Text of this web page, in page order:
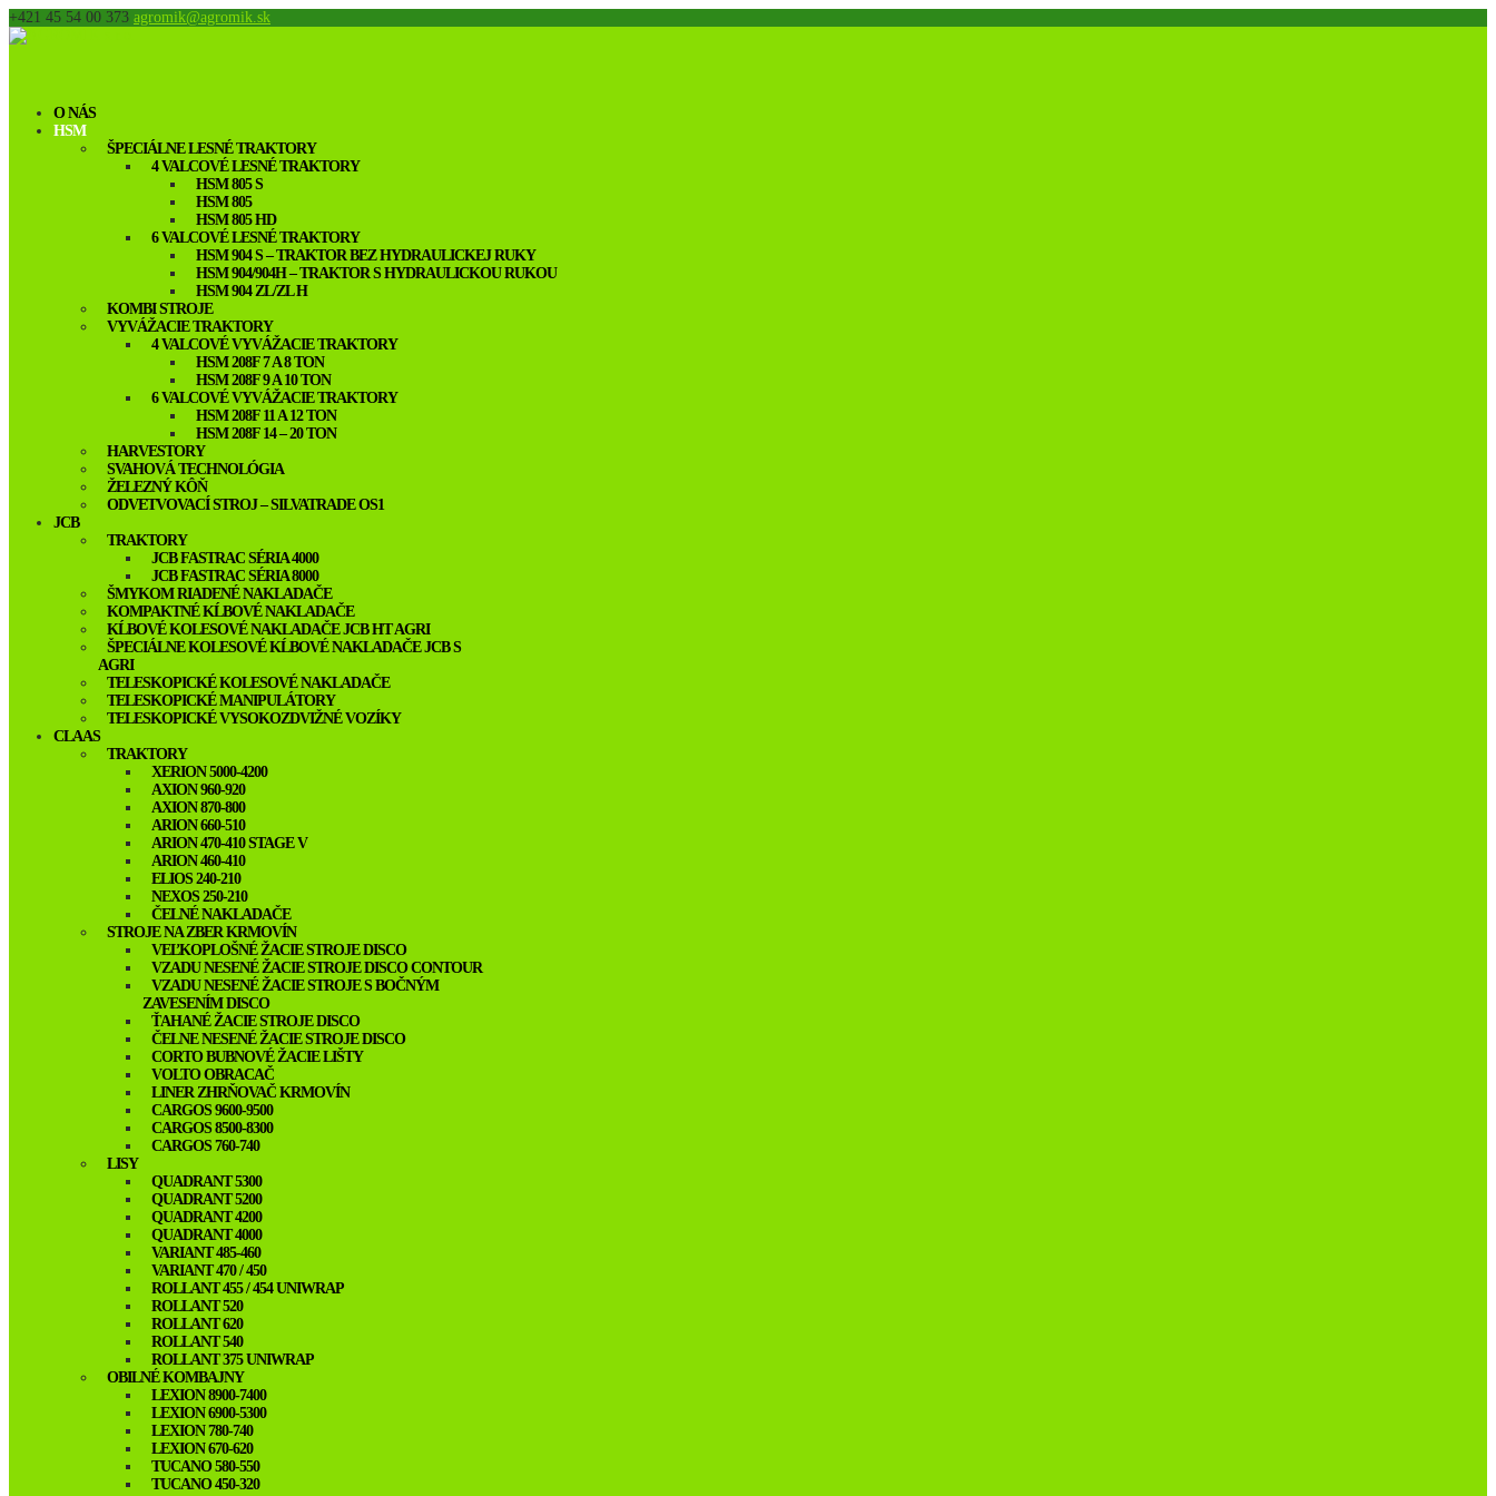
+421 45 54 00 373 agromik@agromik.sk
O NÁS
HSM
ŠPECIÁLNE LESNÉ TRAKTORY
4 VALCOVÉ LESNÉ TRAKTORY
HSM 805 S
HSM 805
HSM 805 HD
6 VALCOVÉ LESNÉ TRAKTORY
HSM 904 S – TRAKTOR BEZ HYDRAULICKEJ RUKY
HSM 904/904H – TRAKTOR S HYDRAULICKOU RUKOU
HSM 904 ZL/ZL H
KOMBI STROJE
VYVÁŽACIE TRAKTORY
4 VALCOVÉ VYVÁŽACIE TRAKTORY
HSM 208F 7 A 8 TON
HSM 208F 9 A 10 TON
6 VALCOVÉ VYVÁŽACIE TRAKTORY
HSM 208F 11 A 12 TON
HSM 208F 14 – 20 TON
HARVESTORY
SVAHOVÁ TECHNOLÓGIA
ŽELEZNÝ KÔŇ
ODVETVOVACÍ STROJ – SILVATRADE OS1
JCB
TRAKTORY
JCB FASTRAC SÉRIA 4000
JCB FASTRAC SÉRIA 8000
ŠMYKOM RIADENÉ NAKLADAČE
KOMPAKTNÉ KĹBOVÉ NAKLADAČE
KĹBOVÉ KOLESOVÉ NAKLADAČE JCB HT AGRI
ŠPECIÁLNE KOLESOVÉ KĹBOVÉ NAKLADAČE JCB S
AGRI
TELESKOPICKÉ KOLESOVÉ NAKLADAČE
TELESKOPICKÉ MANIPULÁTORY
TELESKOPICKÉ VYSOKOZDVIŽNÉ VOZÍKY
CLAAS
TRAKTORY
XERION 5000-4200
AXION 960-920
AXION 870-800
ARION 660-510
ARION 470-410 STAGE V
ARION 460-410
ELIOS 240-210
NEXOS 250-210
ČELNÉ NAKLADAČE
STROJE NA ZBER KRMOVÍN
VEĽKOPLOŠNÉ ŽACIE STROJE DISCO
VZADU NESENÉ ŽACIE STROJE DISCO CONTOUR
VZADU NESENÉ ŽACIE STROJE S BOČNÝM
ZAVESENÍM DISCO
ŤAHANÉ ŽACIE STROJE DISCO
ČELNE NESENÉ ŽACIE STROJE DISCO
CORTO BUBNOVÉ ŽACIE LIŠTY
VOLTO OBRACAČ
LINER ZHRŇOVAČ KRMOVÍN
CARGOS 9600-9500
CARGOS 8500-8300
CARGOS 760-740
LISY
QUADRANT 5300
QUADRANT 5200
QUADRANT 4200
QUADRANT 4000
VARIANT 485-460
VARIANT 470 / 450
ROLLANT 455 / 454 UNIWRAP
ROLLANT 520
ROLLANT 620
ROLLANT 540
ROLLANT 375 UNIWRAP
OBILNÉ KOMBAJNY
LEXION 8900-7400
LEXION 6900-5300
LEXION 780-740
LEXION 670-620
TUCANO 580-550
TUCANO 450-320